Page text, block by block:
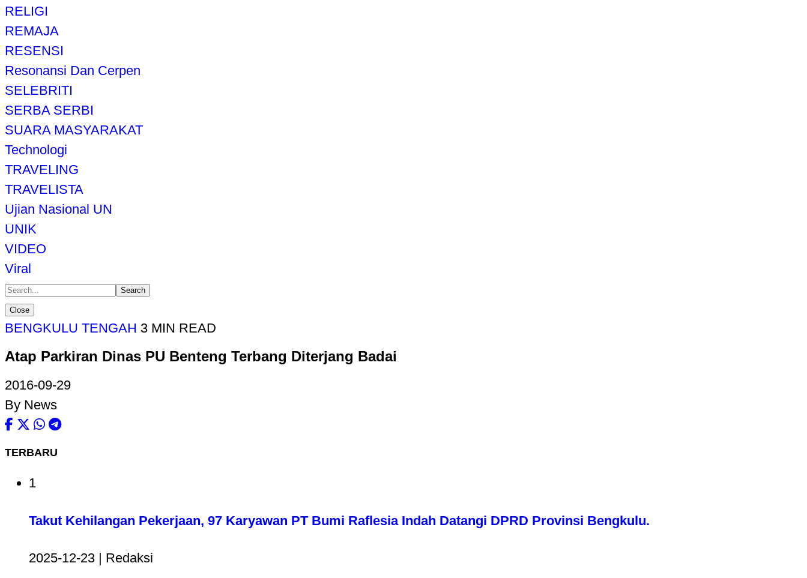
RELIGI
REMAJA
RESENSI
Resonansi Dan Cerpen
SELEBRITI
SERBA SERBI
SUARA MASYARAKAT
Technologi
TRAVELING
TRAVELISTA
Ujian Nasional UN
UNIK
VIDEO
Viral
Search
Close
BENGKULU TENGAH 3 MIN READ
Atap Parkiran Dinas PU Benteng Terbang Diterjang Badai
2016-09-29
By News
TERBARU
1
Takut Kehilangan Pekerjaan, 97 Karyawan PT Bumi Raflesia Indah Datangi DPRD Provinsi Bengkulu.
2025-12-23 | Redaksi